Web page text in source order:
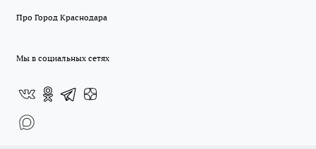
Про Город Краснодара
Мы в социальных сетях